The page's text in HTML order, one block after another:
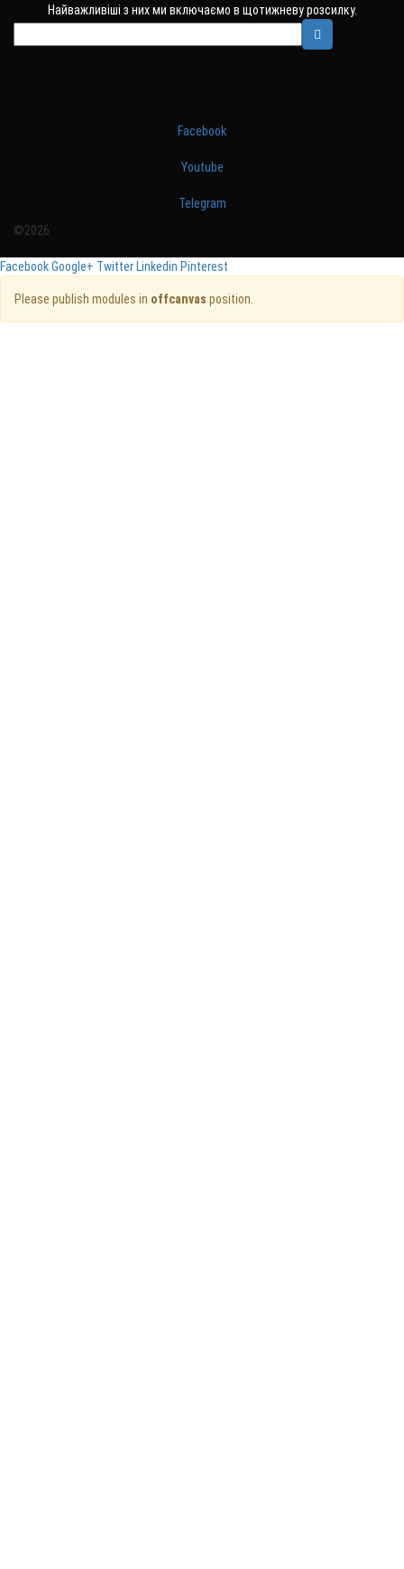
Найважливіші з них ми включаємо в щотижневу розсилку.
Facebook
Youtube
Telegram
©2026
FacebookGoogle+ Twitter Linkedin Pinterest
Please publish modules in offcanvas position.